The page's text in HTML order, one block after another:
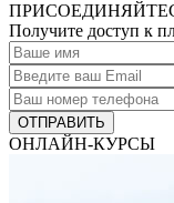
Получите доступ к
ОТПРАВИТЬ
ОНЛАЙН-КУРСЫ